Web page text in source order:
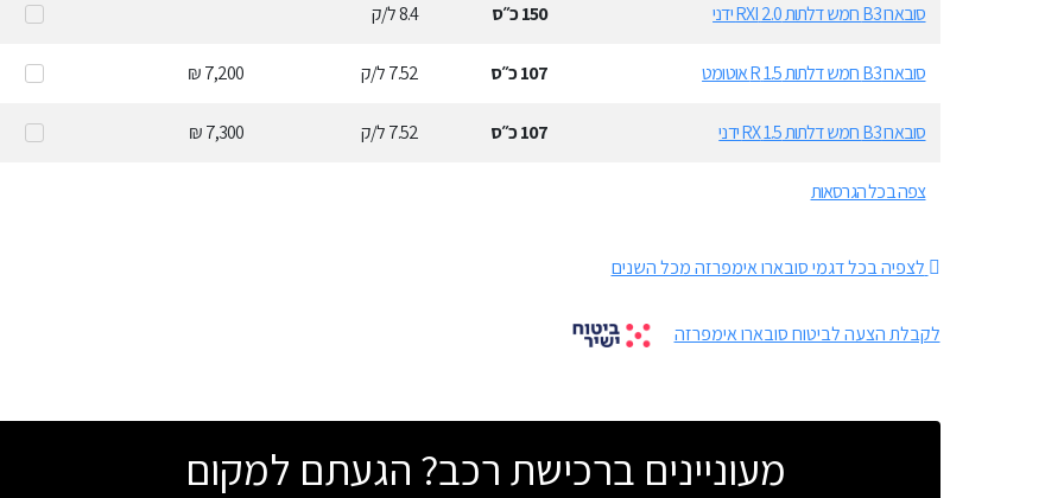
סובארו B3 חמש דלתות 2.0 RXI ידני 150כ״ס 8.4ל/ק
סובארו B3 חמש דלתות 1.5 R אוטומט 107כ״ס 7.52ל/ק 7,200 ₪
סובארו B3 חמש דלתות 1.5 RX ידני 107כ״ס 7.52ל/ק 7,300 ₪
צפה בכל הגרסאות
לצפיה בכל דגמי סובארו אימפרזה מכל השנים
לקבלת הצעה לביטוח סובארו אימפרזה
מעוניינים ברכישת רכב? הגעתם למקום